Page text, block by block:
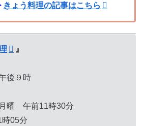
きょう料理の記事はこちら
』
後９時
曜 午前11時30分
05分